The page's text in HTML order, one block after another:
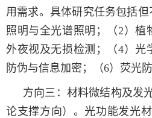
用需求。 具体研究任务包括但
照明与全光谱照明；（2）植
外夜视及无损检测；（4）光
防伪与信息加密；（6）荧光防
方向三：材料微结构及发
论支撑方向）。光功能发光